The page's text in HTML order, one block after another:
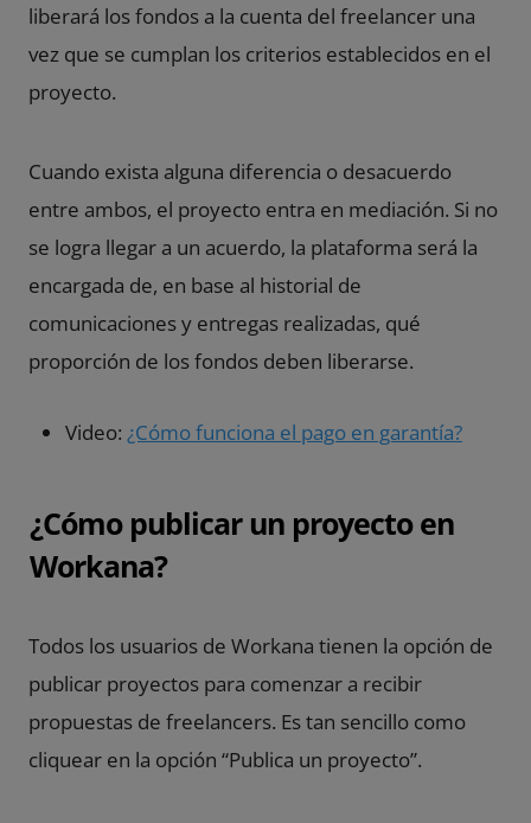
liberará los fondos a la cuenta del freelancer una
vez que se cumplan los criterios establecidos en el
proyecto.
Cuando exista alguna diferencia o desacuerdo
entre ambos, el proyecto entra en mediación. Si no
se logra llegar a un acuerdo, la plataforma será la
encargada de, en base al historial de
comunicaciones y entregas realizadas, qué
proporción de los fondos deben liberarse.
Video: ¿Cómo funciona el pago en garantía?
¿Cómo publicar un proyecto en
Workana?
Todos los usuarios de Workana tienen la opción de
publicar proyectos para comenzar a recibir
propuestas de freelancers. Es tan sencillo como
cliquear en la opción “Publica un proyecto”.